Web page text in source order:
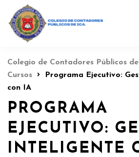
Colegio de Contadores Públicos
Cursos
Programa Ejecutivo:
con IA
PROGRAMA
EJECUTIVO:
INTELIGENTE